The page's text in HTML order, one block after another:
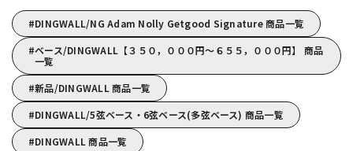
DINGWALL/NG Adam Nolly Getgood Signature 商品一覧
ベース/DINGWALL【３５０，０００円～６５５，０００円】 商品
一覧
新品/DINGWALL 商品一覧
DINGWALL/5弦ベース・6弦ベース(多弦ベース) 商品一覧
DINGWALL 商品一覧